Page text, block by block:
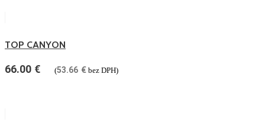
TOP CANYON
66.00 € (53.66 € bez DPH)